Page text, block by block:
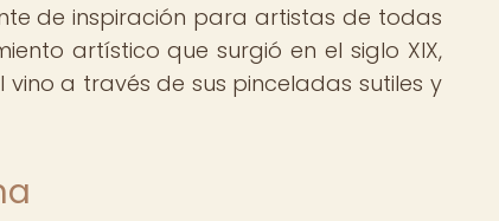
de inspiración para artistas de todas
artístico que surgió en el siglo XIX,
a través de sus pinceladas sutiles y